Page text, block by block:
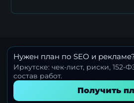
Нужен план по SEO и
Иркутске: чек-лист, риски, 152-
состав работ.
Получить